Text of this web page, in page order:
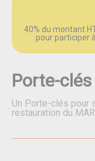
40% du montant
pour participer
Porte-clés
Un Porte-clés pour
restauration du